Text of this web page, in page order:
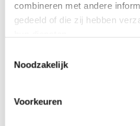
combineren met andere
gedeeld of die zij hebben
Noodzakelijk
Voorkeuren